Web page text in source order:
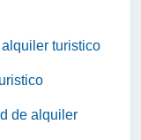
turistico
de alquiler